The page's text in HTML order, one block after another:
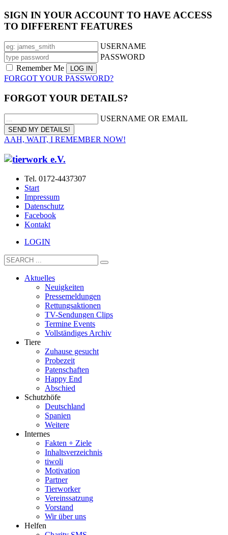
SIGN IN YOUR ACCOUNT TO HAVE ACCESS
TO DIFFERENT FEATURES
USERNAME
PASSWORD
Remember Me
FORGOT YOUR PASSWORD?
FORGOT YOUR DETAILS?
USERNAME OR EMAIL
AAH, WAIT, I REMEMBER NOW!
Tel. 0172-4437307
Start
Impressum
Datenschutz
Facebook
Kontakt
LOGIN
Aktuelles
Neuigkeiten
Pressemeldungen
Rettungsaktionen
TV-Sendungen Clips
Termine Events
Vollständiges Archiv
Tiere
Zuhause gesucht
Probezeit
Patenschaften
Happy End
Abschied
Schutzhöfe
Deutschland
Spanien
Weitere
Internes
Fakten + Ziele
Inhaltsverzeichnis
tiwoli
Motivation
Partner
Tierworker
Vereinssatzung
Vorstand
Wir über uns
Helfen